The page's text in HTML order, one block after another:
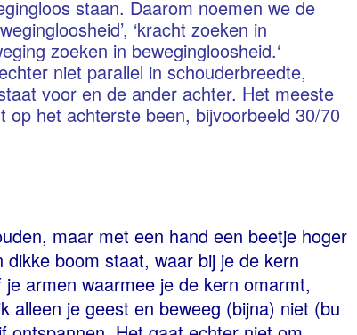
staan. Daarom noemen we de
‘kracht zoeken in
zoeken in bewegingloosheid.‘
niet parallel in schouderbreedte,
voor en de ander achter. Het meeste
op het achterste been, bijvoorbeeld 30/70
maar met een hand een beetje hoger
boom staat, waar bij je de kern
armen waarmee je de kern omarmt,
alleen je geest en beweeg (bijna) niet (bu